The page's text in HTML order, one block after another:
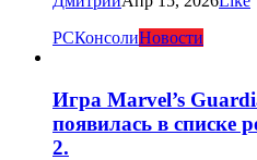
PCКонсолиНовости
Игра Marvel’s
появилась в списке
2.